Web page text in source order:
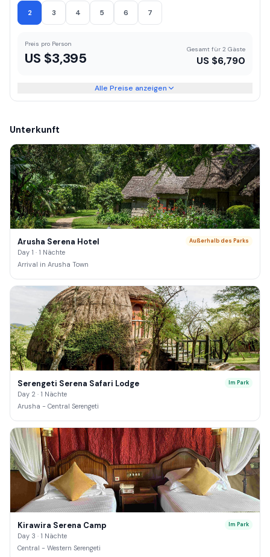
2 3 4 5 6 7
Preis pro Person
US $3,395
Gesamt für 2 Gäste
US $6,790
Alle Preise anzeigen
Unterkunft
Arusha Serena Hotel
Day 1 · 1 Nächte
Arrival in Arusha Town
Außerhalb des Parks
Serengeti Serena Safari Lodge
Day 2 · 1 Nächte
Arusha - Central Serengeti
Im Park
Kirawira Serena Camp
Day 3 · 1 Nächte
Central - Western Serengeti
Im Park